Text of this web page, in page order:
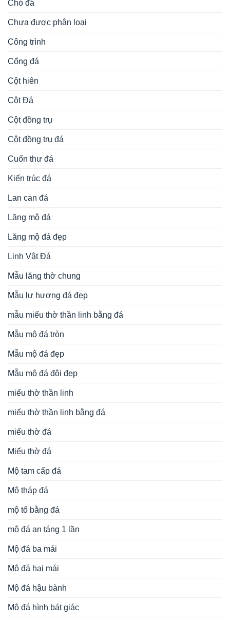
Chó đá
Chưa được phân loại
Công trình
Cổng đá
Cột hiên
Cột Đá
Cột đồng trụ
Cột đồng trụ đá
Cuốn thư đá
Kiến trúc đá
Lan can đá
Lăng mộ đá
Lăng mộ đá đẹp
Linh Vật Đá
Mẫu lăng thờ chung
Mẫu lư hương đá đẹp
mẫu miếu thờ thần linh bằng đá
Mẫu mộ đá tròn
Mẫu mộ đá đẹp
Mẫu mộ đá đôi đẹp
miếu thờ thần linh
miếu thờ thần linh bằng đá
miếu thờ đá
Miếu thờ đá
Mộ tam cấp đá
Mộ tháp đá
mộ tổ bằng đá
mộ đá an táng 1 lần
Mộ đá ba mái
Mộ đá hai mái
Mộ đá hậu bành
Mộ đá hình bát giác